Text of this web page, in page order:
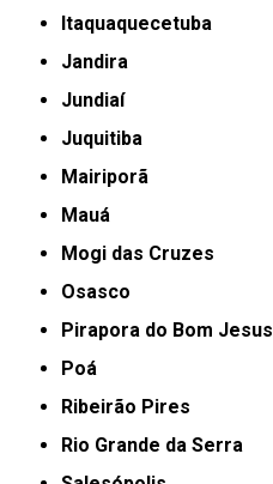
Itaquaquecetuba
Jandira
Jundiaí
Juquitiba
Mairiporã
Mauá
Mogi das Cruzes
Osasco
Pirapora do Bom Jesus
Poá
Ribeirão Pires
Rio Grande da Serra